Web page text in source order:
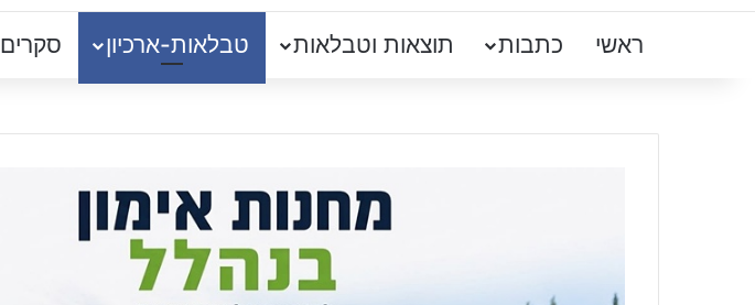
ראשי כתבות תוצאות וטבלאות טבלאות-ארכיון סקרים